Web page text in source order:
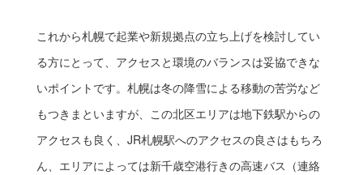
これから札幌で起業や新規拠点の立ち上げを検討してい
る方にとって、アクセスと環境のバランスは妥協できな
いポイントです。札幌は冬の降雪による移動の苦労など
もつきまといますが、この北区エリアは地下鉄駅からの
アクセスも良く、JR札幌駅へのアクセスの良さはもちろ
ん、エリアによっては新千歳空港行きの高速バス（連絡